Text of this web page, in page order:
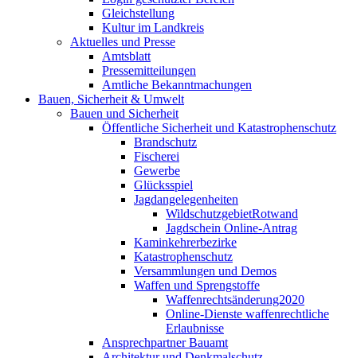
Gleichstellung
Kultur im Landkreis
Aktuelles und Presse
Amtsblatt
Pressemitteilungen
Amtliche Bekanntmachungen
Bauen, Sicherheit & Umwelt
Bauen und Sicherheit
Öffentliche Sicherheit und Katastrophenschutz
Brandschutz
Fischerei
Gewerbe
Glücksspiel
Jagdangelegenheiten
WildschutzgebietRotwand
Jagdschein Online-Antrag
Kaminkehrerbezirke
Katastrophenschutz
Versammlungen und Demos
Waffen und Sprengstoffe
Waffenrechtsänderung2020
Online-Dienste waffenrechtliche
Erlaubnisse
Ansprechpartner Bauamt